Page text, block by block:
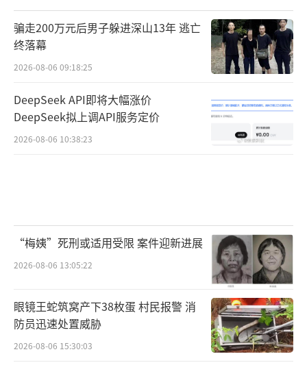
骗走200万元后男子躲进深山13年 逃亡
终落幕
2026-08-06 09:18:25
DeepSeek API即将大幅涨价
DeepSeek拟上调API服务定价
2026-08-06 10:38:23
“梅姨”死刑或适用受限 案件迎新进展
2026-08-06 13:05:22
眼镜王蛇筑窝产下38枚蛋 村民报警 消
防员迅速处置威胁
2026-08-06 15:30:03